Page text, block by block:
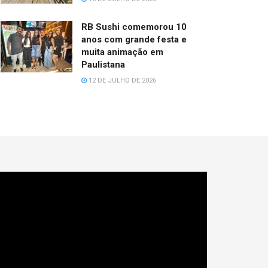
RB Sushi comemorou 10
anos com grande festa e
muita animação em
Paulistana
12 DE JULHO DE 2026